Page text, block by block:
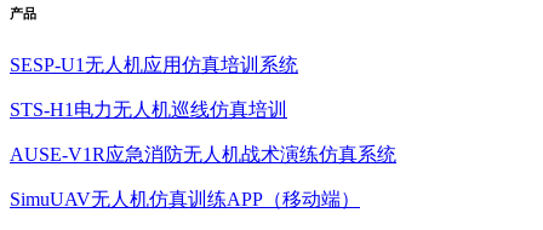
产品
SESP-U1无人机应用仿真培训系统
STS-H1电力无人机巡线仿真培训
AUSE-V1R应急消防无人机战术演练仿真系统
SimuUAV无人机仿真训练APP（移动端）